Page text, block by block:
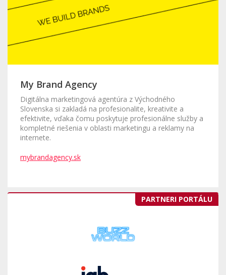
My Brand Agency
Digitálna marketingová agentúra z Východného
Slovenska si zakladá na profesionalite, kreativite a
efektivite, vďaka čomu poskytuje profesionálne služby a
kompletné riešenia v oblasti marketingu a reklamy na
internete.
mybrandagency.sk
PARTNERI PORTÁLU